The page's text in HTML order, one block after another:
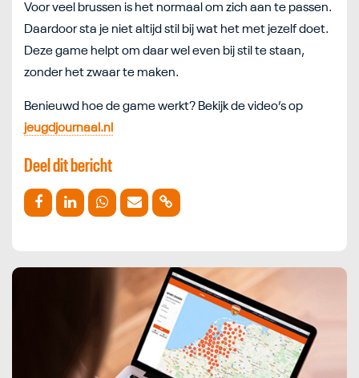
Voor veel brussen is het normaal om zich aan te passen.
Daardoor sta je niet altijd stil bij wat het met jezelf doet.
Deze game helpt om daar wel even bij stil te staan,
zonder het zwaar te maken.
Benieuwd hoe de game werkt? Bekijk de video’s op
jeugdjournaal.nl
Deel dit bericht
Deel op Facebook
Deel op LinkedinDeel op Whatsapp
Mail link Kopieer link